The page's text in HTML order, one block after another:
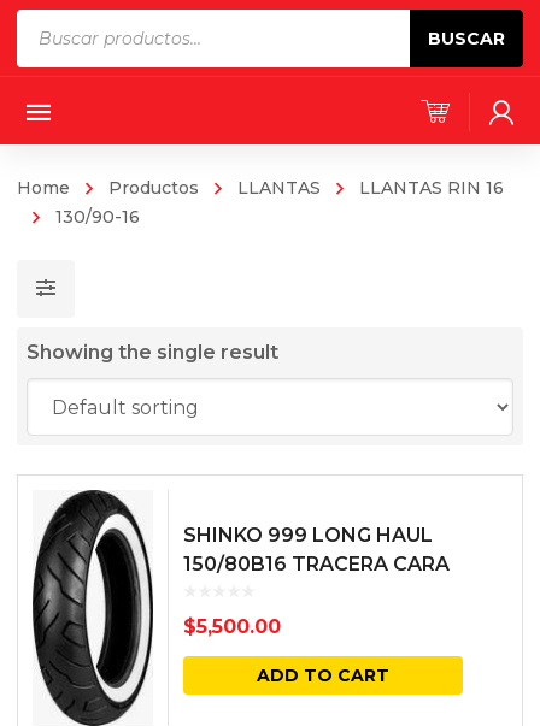
BUSCAR
Home Productos LLANTAS
LLANTAS RIN 16
130/90-16
Showing the single result
SHINKO 999 LONG HAUL
150/80B16 TRACERA CARA
$5,500.00
ADD TO CART